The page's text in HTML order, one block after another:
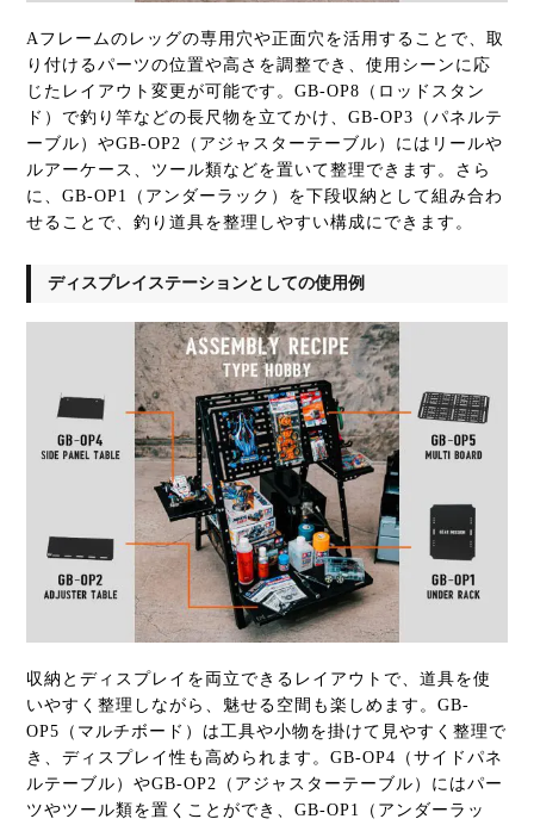
Aフレームのレッグの専用穴や正面穴を活用することで、取
り付けるパーツの位置や高さを調整でき、使用シーンに応
じたレイアウト変更が可能です。GB-OP8（ロッドスタン
ド）で釣り竿などの長尺物を立てかけ、GB-OP3（パネルテ
ーブル）やGB-OP2（アジャスターテーブル）にはリールや
ルアーケース、ツール類などを置いて整理できます。さら
に、GB-OP1（アンダーラック）を下段収納として組み合わ
せることで、釣り道具を整理しやすい構成にできます。
ディスプレイステーションとしての使用例
収納とディスプレイを両立できるレイアウトで、道具を使
いやすく整理しながら、魅せる空間も楽しめます。GB-
OP5（マルチボード）は工具や小物を掛けて見やすく整理で
き、ディスプレイ性も高められます。GB-OP4（サイドパネ
ルテーブル）やGB-OP2（アジャスターテーブル）にはパー
ツやツール類を置くことができ、GB-OP1（アンダーラッ